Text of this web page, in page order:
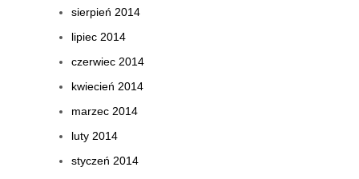
sierpień 2014
lipiec 2014
czerwiec 2014
kwiecień 2014
marzec 2014
luty 2014
styczeń 2014